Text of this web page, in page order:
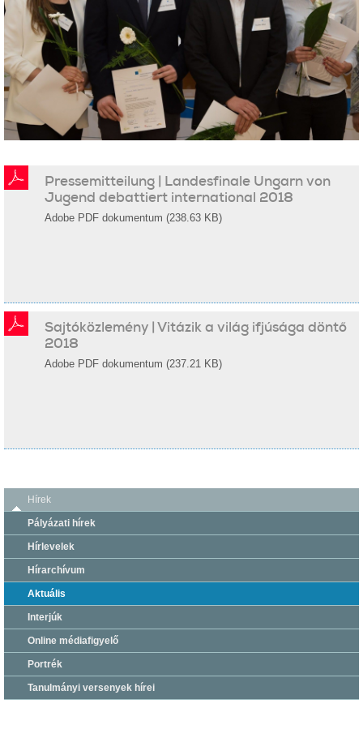
Pressemitteilung | Landesfinale Ungarn von
Jugend debattiert international 2018
Adobe PDF dokumentum (238.63 KB)
Sajtóközlemény | Vitázik a világ ifjúsága döntő
2018
Adobe PDF dokumentum (237.21 KB)
Hírek
Pályázati hírek
Hírlevelek
Hírarchívum
Aktuális
Interjúk
Online médiafigyelő
Portrék
Tanulmányi versenyek hírei